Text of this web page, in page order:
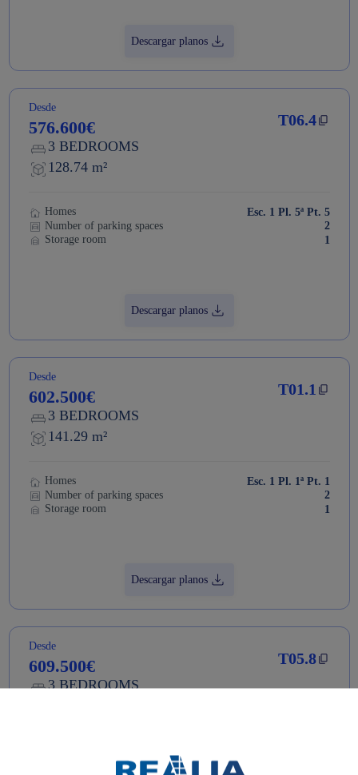
Descargar planos
T06.4
Desde
576.600€
3 BEDROOMS
128.74 m²
Homes
Esc. 1 Pl. 5ª Pt. 5
Number of parking spaces
2
Storage room
1
Descargar planos
T01.1
Desde
602.500€
3 BEDROOMS
141.29 m²
Homes
Esc. 1 Pl. 1ª Pt. 1
Number of parking spaces
2
Storage room
1
Descargar planos
T05.8
Desde
609.500€
3 BEDROOMS
Number of parking spaces